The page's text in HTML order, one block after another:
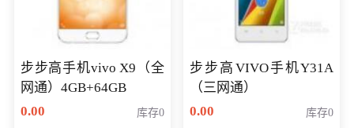
步步高手机vivo X9（全
网通）4GB+64GB
0.00
库存0
步步高VIVO手机Y31A
（三网通）
0.00
库存0